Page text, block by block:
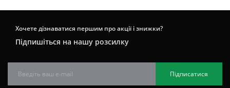
Хочете дізнаватися першим про акції і знижки?
Підпишіться на нашу розсилку
Підписатися